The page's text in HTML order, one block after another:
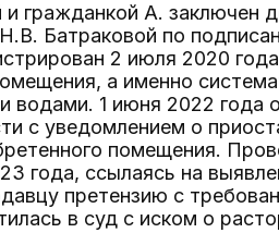
гражданкой А. заключен
Батраковой по
2 июля 2020
а именно
1 июня 2022 года
с уведомлением о
помещения.
года, ссылаясь на
претензию с
в суд с иском о